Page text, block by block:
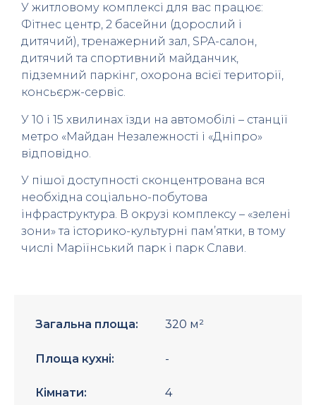
У житловому комплексі для вас працює:
Фітнес центр, 2 басейни (дорослий і
дитячий), тренажерний зал, SPA-салон,
дитячий та спортивний майданчик,
підземний паркінг, охорона всієї території,
консьєрж-сервіс.
У 10 і 15 хвилинах їзди на автомобілі – станції
метро «Майдан Незалежності і «Дніпро»
відповідно.
У пішої доступності сконцентрована вся
необхідна соціально-побутова
інфраструктура. В окрузі комплексу – «зелені
зони» та історико-культурні пам’ятки, в тому
числі Маріїнський парк і парк Слави.
Загальна площа: 320 м²
Площа кухні: -
Кімнати: 4